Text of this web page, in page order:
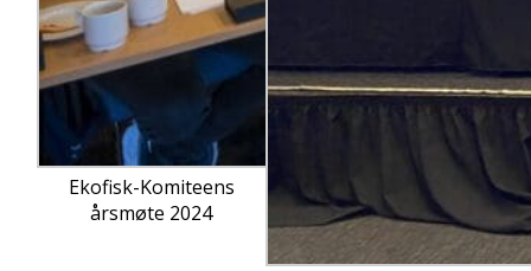
Ekofisk-Komiteens
årsmøte 2024